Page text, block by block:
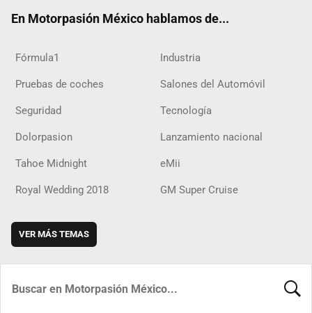
En Motorpasión México hablamos de...
Fórmula1 Industria
Pruebas de coches Salones del Automóvil
Seguridad Tecnología
Dolorpasion Lanzamiento nacional
Tahoe Midnight eMii
Royal Wedding 2018 GM Super Cruise
VER MÁS TEMAS